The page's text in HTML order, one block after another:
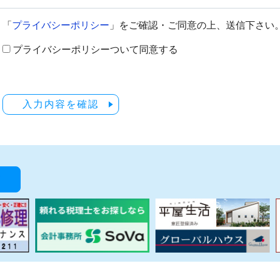
「 プライバシーポリシー 」をご確認・ご同意の上、送信下さい。
プライバシーポリシーついて同意する
入力内容を確認